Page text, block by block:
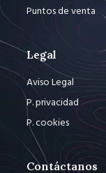
Puntos de venta
Legal
Aviso Legal
P. privacidad
P. cookies
Contáctanos